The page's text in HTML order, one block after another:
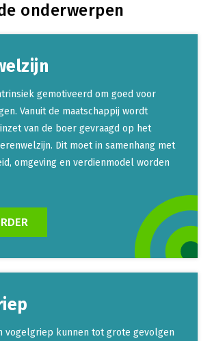
onderwerpen
gemotiveerd om goed voor
Vanuit de maatschappij wordt
van de boer gevraagd op het
Dit moet in samenhang met
omgeving en verdienmodel worden
vogelgriep kunnen tot grote gevolgen